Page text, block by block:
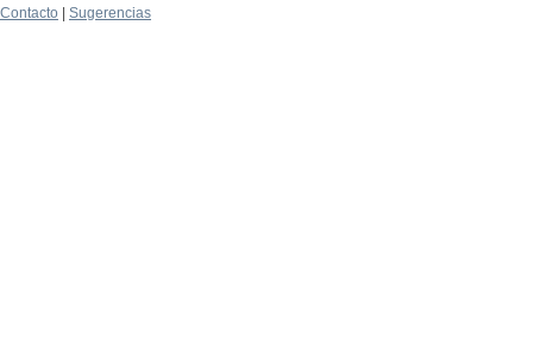
Contacto
Sugerencias